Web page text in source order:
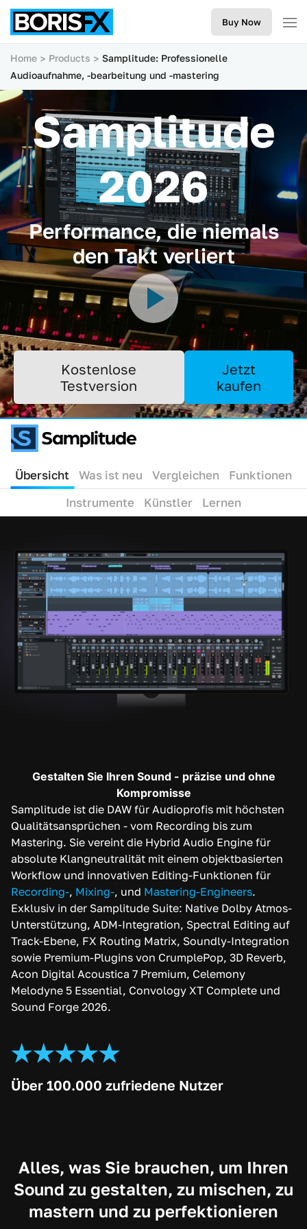
Buy Now
Home Products
Samplitude: Professionelle
Audioaufnahme, -bearbeitung und -mastering
Samplitude
2026
Performance, die niemals
den Takt verliert
Kostenlose
Testversion
Jetzt
kaufen
Übersicht Was ist neu Vergleichen
Funktionen
Instrumente
Künstler Lernen
Gestalten Sie Ihren Sound - präzise und ohne
Kompromisse
Samplitude ist die DAW für Audioprofis mit höchsten
Qualitätsansprüchen - vom Recording bis zum
Mastering. Sie vereint die Hybrid Audio Engine für
absolute Klangneutralität mit einem objektbasierten
Workflow und innovativen Editing-Funktionen für
Recording-, Mixing-, und Mastering-Engineers.
Exklusiv in der Samplitude Suite: Native Dolby Atmos-
Unterstützung, ADM-Integration, Spectral Editing auf
Track-Ebene, FX Routing Matrix, Soundly-Integration
sowie Premium-Plugins von CrumplePop, 3D Reverb,
Acon Digital Acoustica 7 Premium, Celemony
Melodyne 5 Essential, Convology XT Complete und
Sound Forge 2026.
Über 100.000 zufriedene Nutzer
Alles, was Sie brauchen, um Ihren
Sound zu gestalten, zu mischen, zu
mastern und zu perfektionieren